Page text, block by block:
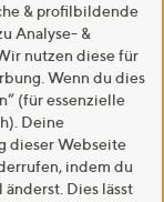
& profilbildende
Analyse- &
nutzen diese für
Wenn du dies
(für essenzielle
Deine
dieser Webseite
indem du
Dies lässt